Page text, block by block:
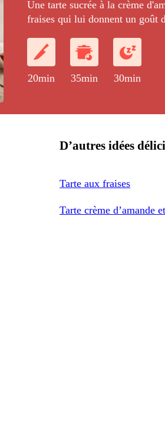
Une tarte sucrée à la crème
fraises qui lui donnent un goût
20min 35min 30min
D’autres idées
Tarte aux fraises
Tarte crème d’amande